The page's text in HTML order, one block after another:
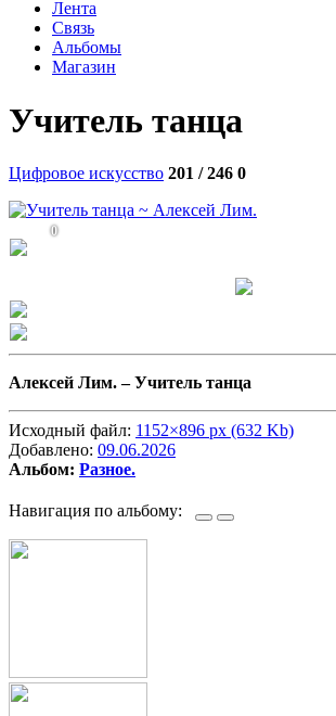
Лента
Связь
Альбомы
Магазин
Учитель танца
Цифровое искусство 201 / 246 0
0
Алексей Лим. –Учитель танца
Исходный файл: 1152×896 px (632 Kb)
Добавлено: 09.06.2026
Альбом: Разное.
Навигация по альбому: